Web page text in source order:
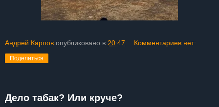
Андрей Карпов опубликовано в 20:47 Комментариев нет:
Поделиться
Дело табак? Или круче?